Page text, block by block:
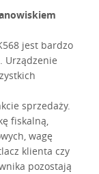
jest bardzo
Urządzenie
sprzedaży.
fiskalną,
wagę
klienta czy
pozostają